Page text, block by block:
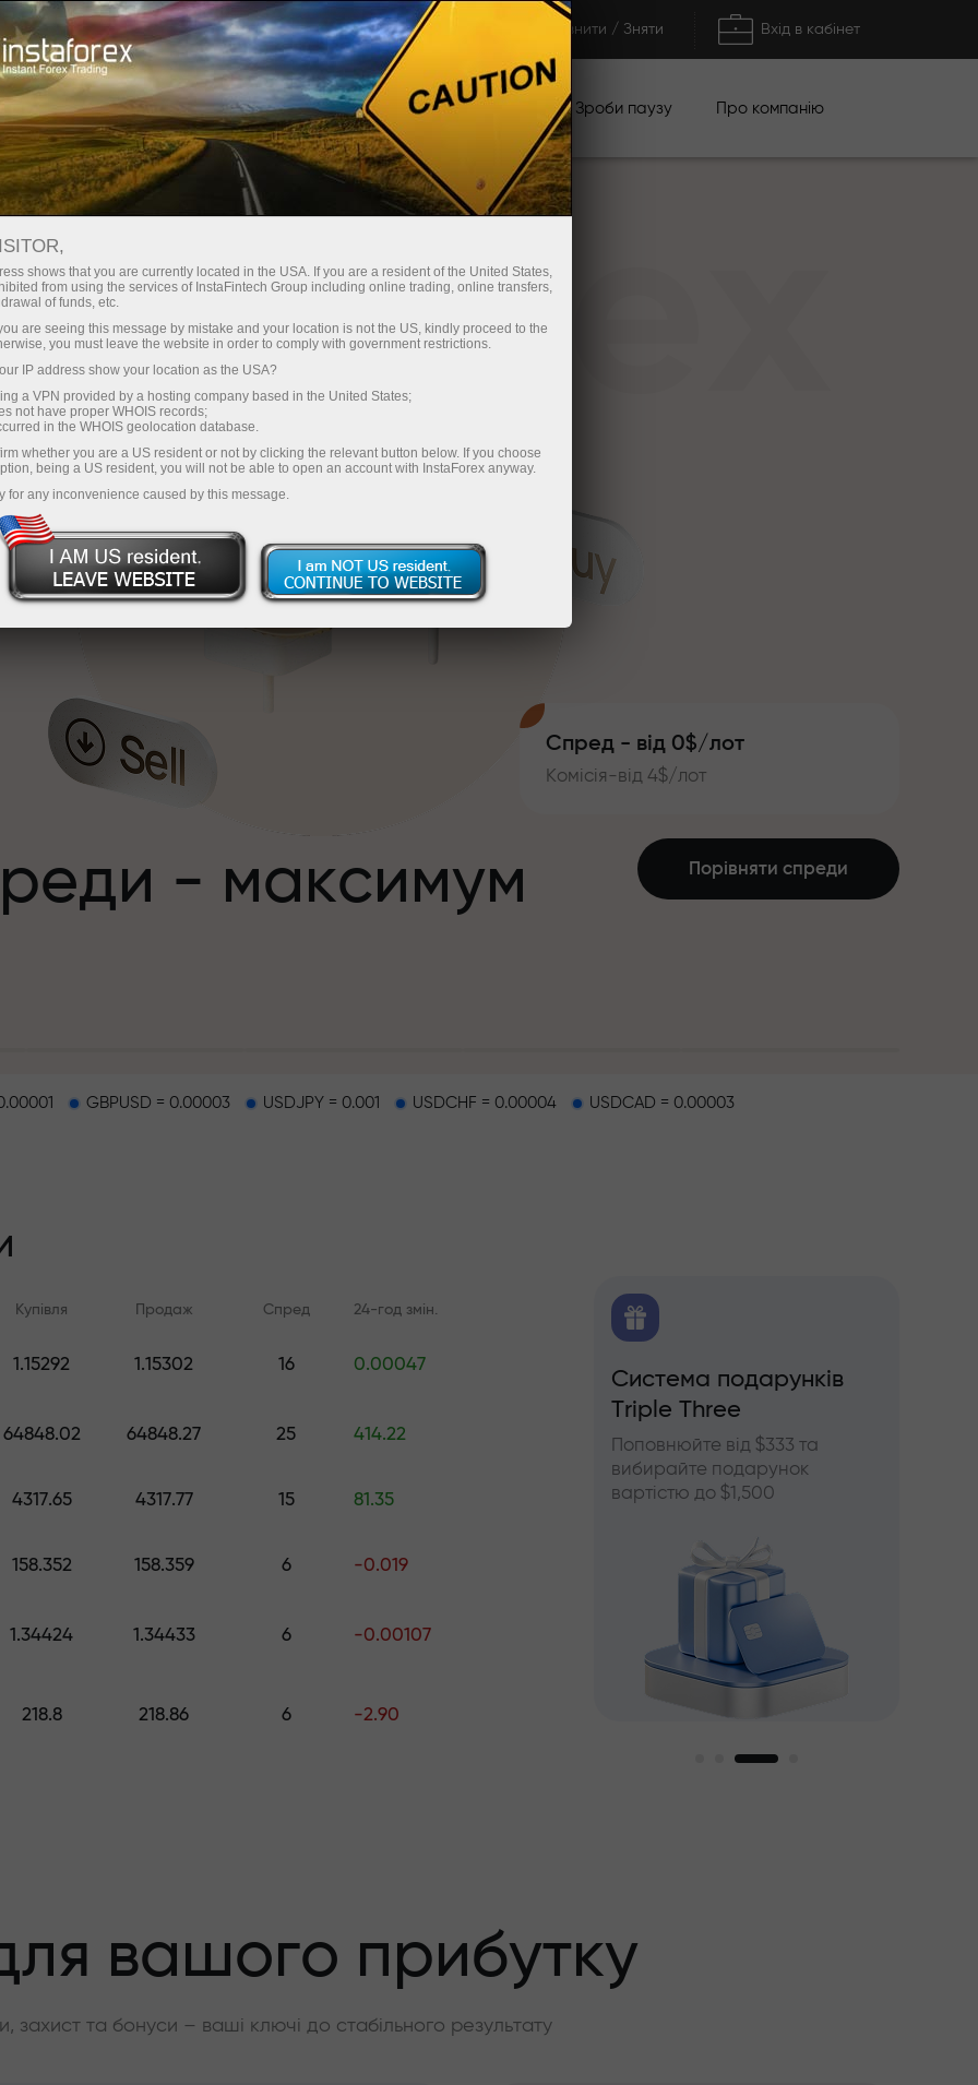
Швидке відкриття рахунку Торгова платформа Поповнити / Зняти Вхід в кабінет
Інвесторам Партнерам Промоакції Зроби паузу Про компанію
Спред - від 0$/лот
Комісія-від 4$/лот
- максимум
депозит
трасі
джекпот
вартістю до $1,500
ризику - ми
прибуток
- найбільший
Порівняти спреди
GBPUSD = 0.00003 USDJPY = 0.001 USDCHF = 0.00004 USDCAD = 0.00003
Купівля Продаж Спред 24-год змін.
1.15292 1.15302 16 0.00047
64848.02 64848.27 25 414.22
4317.65 4317.77 15 81.35
158.352 158.359 6 -0.019
1.34424 1.34433 6 -0.00107
218.8 218.86 6 -2.90
курси та вебінари для всіх
Форекс, крипто та ф'ючерсів
Система подарунків
Triple Three
Поповнюйте від $333 та
вибирайте подарунок
вартістю до $1,500
вашого прибутку
захист та бонуси – ваші ключі до стабільного результату
shows that you are currently located in the USA. If you are a resident of the United States,
from using the services of InstaFintech Group including online trading, online transfers,
of funds, etc.
are seeing this message by mistake and your location is not the US, kindly proceed to the
you must leave the website in order to comply with government restrictions.
IP address show your location as the USA?
a VPN provided by a hosting company based in the United States;
not have proper WHOIS records;
in the WHOIS geolocation database.
whether you are a US resident or not by clicking the relevant button below. If you choose
being a US resident, you will not be able to open an account with InstaForex anyway.
for any inconvenience caused by this message.